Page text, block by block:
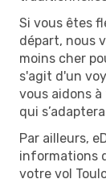
Si vous êtes
départ, nous
moins cher
s'agit d'un
vous aidons
qui
Par ailleurs,
informations
votre vol